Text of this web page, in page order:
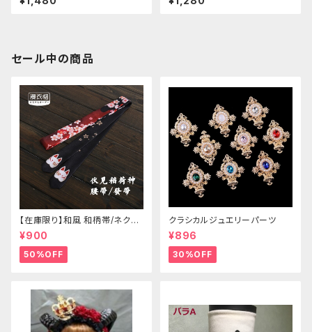
セール中の商品
【在庫限り】和風 和柄帯/ネクタ
イ/リボン（狐面/金魚
¥900
50%OFF
クラシカルジュエリーパーツ
¥896
30%OFF